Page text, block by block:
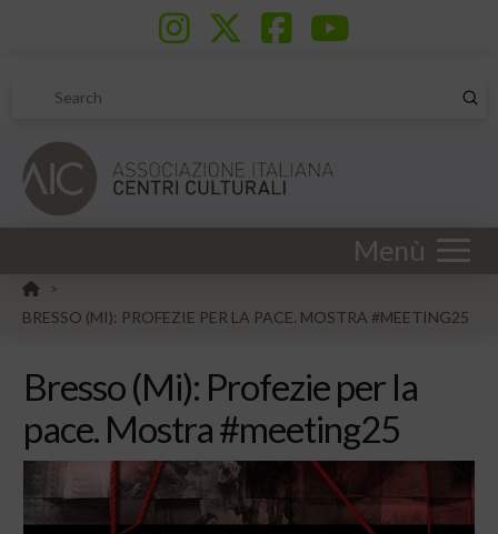
Search
Menù
HOME
>
BRESSO (MI): PROFEZIE PER LA PACE. MOSTRA #MEETING25
Bresso (Mi): Profezie per la
pace. Mostra #meeting25